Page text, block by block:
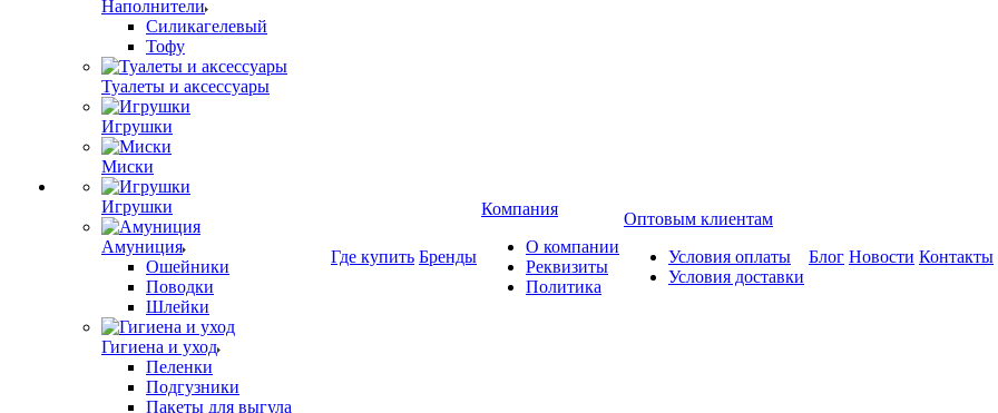
Наполнители
Силикагелевый
Тофу
Туалеты и аксессуары
Игрушки
Миски
Игрушки
Амуниция
Ошейники
Поводки
Шлейки
Гигиена и уход
Пеленки
Подгузники
Пакеты для выгула
Где купить Бренды
Компания
О компании
Реквизиты
Политика
Оптовым клиентам
Условия оплаты
Условия доставки
Блог Новости Контакты